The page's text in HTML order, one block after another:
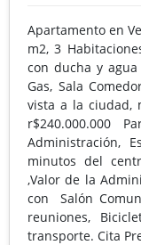
Apartamento en
m2, 3
con ducha y agua
Gas, Sala
vista a la ciudad,
r$240.000.000
Administración,
minutos del
,Valor de la
con Salón
reuniones,
transporte. Cita